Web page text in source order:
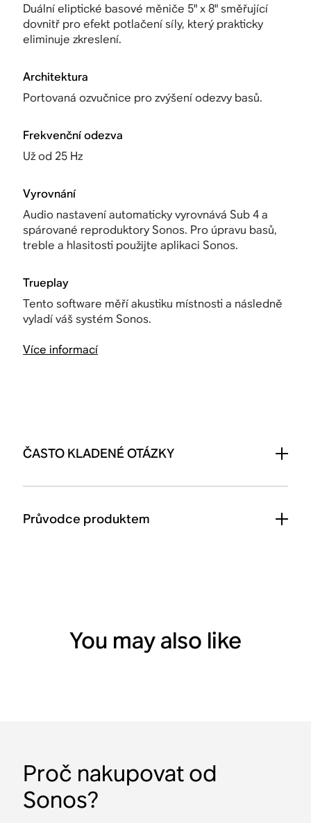
Duální eliptické basové měniče 5" x 8" směřující
dovnitř pro efekt potlačení síly, který prakticky
eliminuje zkreslení.
Architektura
Portovaná ozvučnice pro zvýšení odezvy basů.
Frekvenční odezva
Už od 25 Hz
Vyrovnání
Audio nastavení automaticky vyrovnává Sub 4 a
spárované reproduktory Sonos. Pro úpravu basů,
treble a hlasitosti použijte aplikaci Sonos.
Trueplay
Tento software měří akustiku místnosti a následně
vyladí váš systém Sonos.
Více informací
ČASTO KLADENÉ OTÁZKY
Průvodce produktem
You may also like
Sub Mini
Zábavní souprava s Beam
Zábavní souprava s Ray
Sonos Ace
Proč nakupovat od
Sonos?